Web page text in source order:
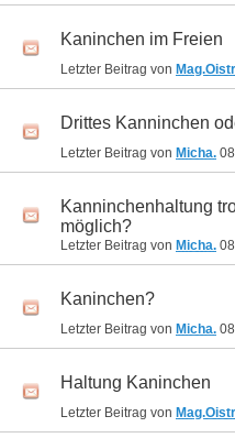
Kaninchen im Freien
Letzter Beitrag von
Drittes Kanninchen
Letzter Beitrag von Micha.
Kanninchenhaltung
möglich?
Letzter Beitrag von Micha.
Kaninchen?
Letzter Beitrag von Micha.
Haltung Kaninchen
Letzter Beitrag von